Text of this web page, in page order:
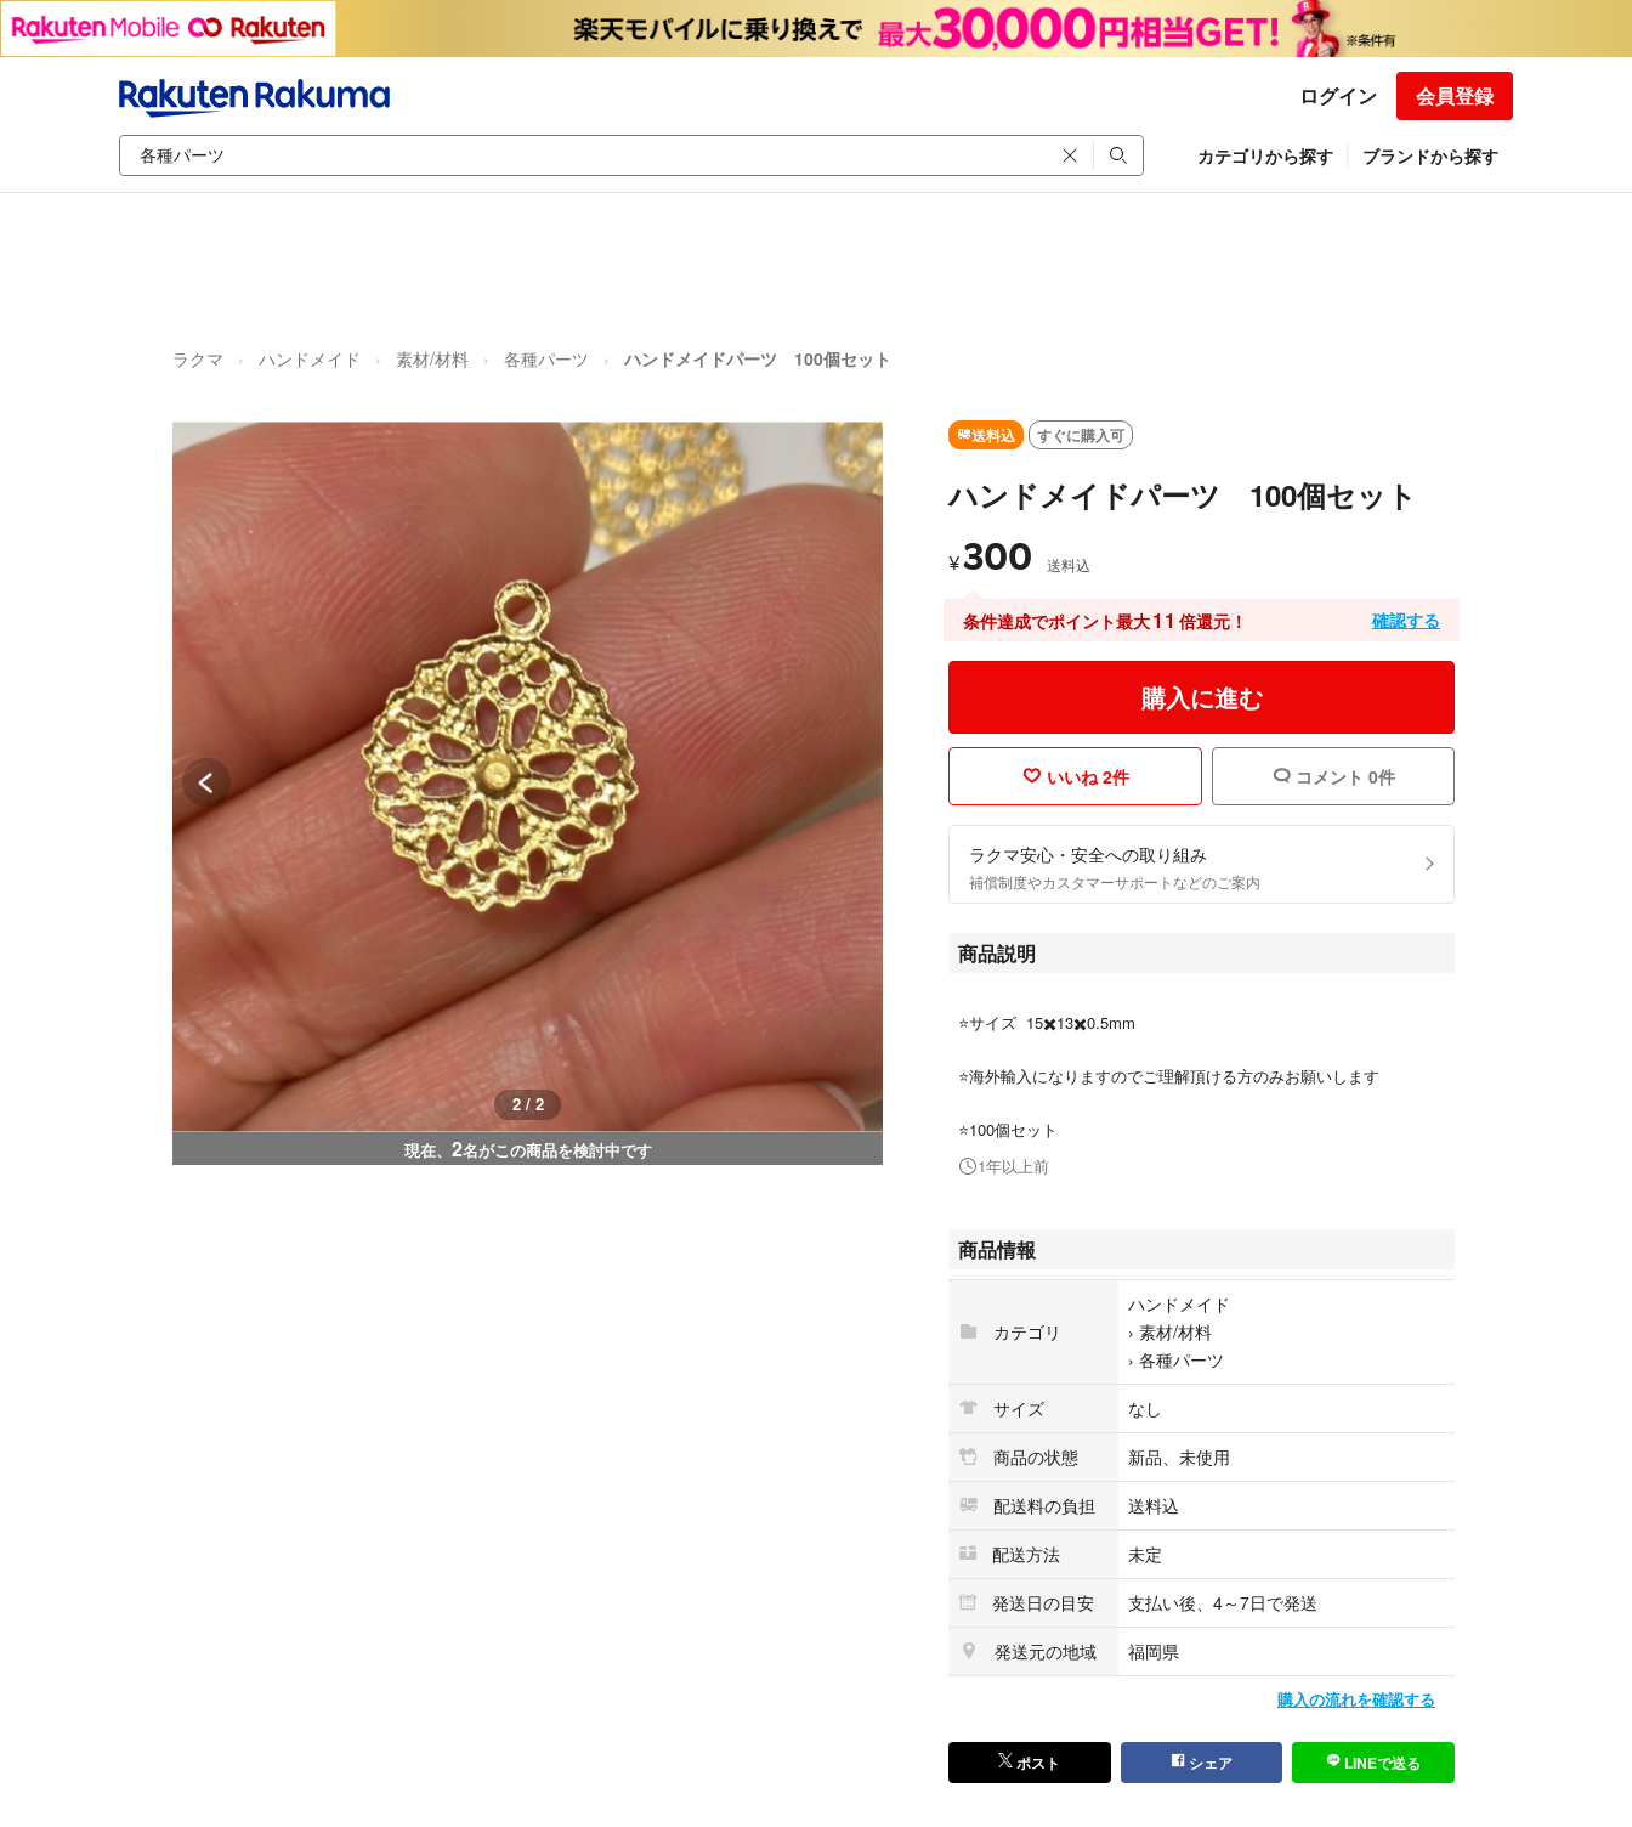
ログイン 会員登録
カテゴリから探す ブランドから探す
ラクマ ハンドメイド 素材/材料 各種パーツ ハンドメイドパーツ 100個セット
1 / 2
現在、 2名がこの商品を検討中です
送料込 すぐに購入可
ハンドメイドパーツ 100個セット
¥300 送料込
条件達成でポイント最大11 倍還元！ 確認する
購入に進む
いいね 2件 コメント 0件
ラクマ安心・安全への取り組み
補償制度やカスタマーサポートなどのご案内
商品説明
⭐️サイズ 15✖️13✖️0.5mm
⭐️海外輸入になりますのでご理解頂ける方のみお願いします
⭐️100個セット
1年以上前
商品情報
カテゴリ
ハンドメイド
› 素材/材料
› 各種パーツ
サイズ
なし
商品の状態
新品、未使用
配送料の負担
送料込
配送方法
未定
発送日の目安
支払い後、4～7日で発送
発送元の地域
福岡県
購入の流れを確認する
ポスト シェア LINEで送る